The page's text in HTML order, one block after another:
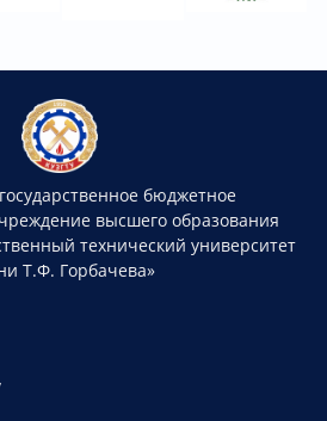
бюджетное
высшего образования
технический университет
Т.Ф. Горбачева»